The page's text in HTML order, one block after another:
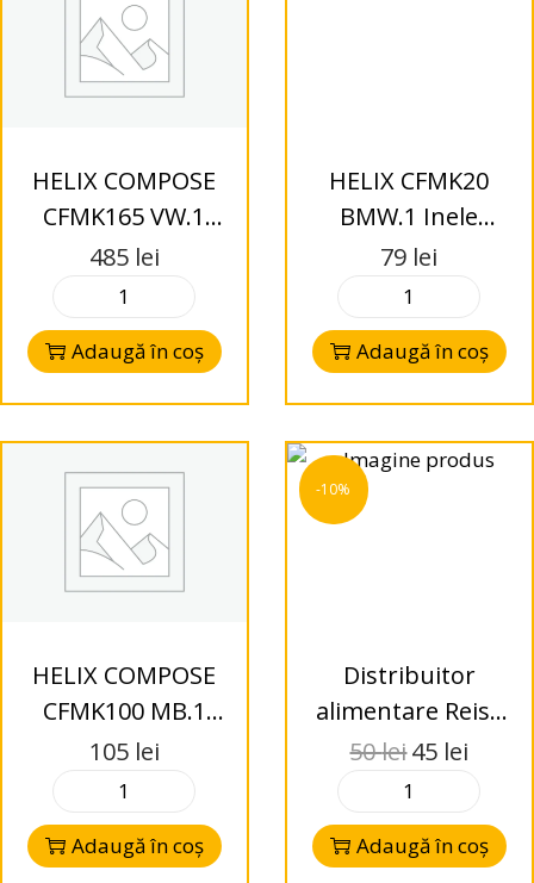
HELIX COMPOSE
CFMK165 VW.1
Inele adaptoare
pentru VW
485 lei
Adaugă în coș
HELIX CFMK20
BMW.1 Inele
adaptoare
79 lei
Adaugă în coș
HELIX COMPOSE
CFMK100 MB.1
inele adaptoare
Mercedes Benz
105 lei
Adaugă în coș
-10%
Distribuitor
alimentare Reiss
Audio RS-DB63, 1
intrare, 3 iesiri
50lei45 lei
Adaugă în coș